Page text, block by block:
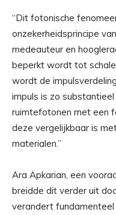
“Dit fotonische
onzekerheidsprincipe
medeauteur en
beperkt wordt tot
wordt de
impuls is zo
ruimtefotonen met een
deze vergelijkbaar is
materialen.”
Ara Apkarian, een
breidde dit verder uit
verandert